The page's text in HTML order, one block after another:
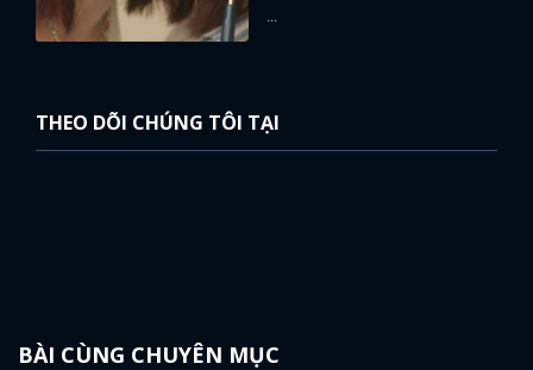
...
THEO DÕI CHÚNG TÔI TẠI
BÀI CÙNG CHUYÊN MỤC